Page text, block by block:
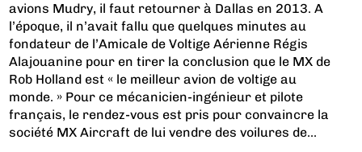
avions Mudry, il faut retourner à Dallas en 2013. A
l’époque, il n’avait fallu que quelques minutes au
fondateur de l’Amicale de Voltige Aérienne Régis
Alajouanine pour en tirer la conclusion que le MX de
Rob Holland est « le meilleur avion de voltige au
monde. » Pour ce mécanicien-ingénieur et pilote
français, le rendez-vous est pris pour convaincre la
société MX Aircraft de lui vendre des voilures de...